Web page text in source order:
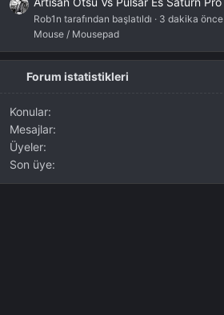
Rob1n tarafından başlatıldı 3 dakika önce
Mouse / Mousepad
Forum istatistikleri
Konular
Mesajlar
Üyeler
Son üye